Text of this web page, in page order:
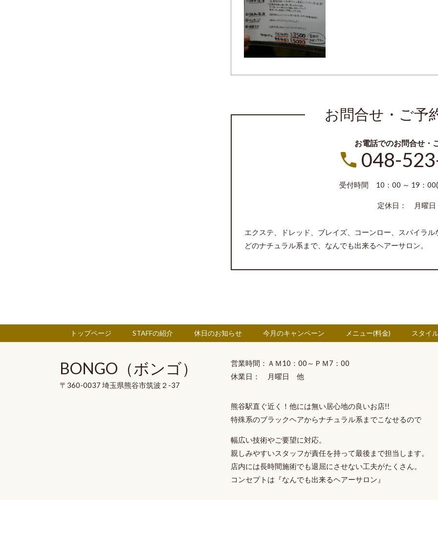
お問合せ・ご予
お電話でのお問合せ・
048-
受付時間 10：00 ～ 19：
定休日： 月曜
エクステ、ドレッド、ブレイズ、コーンロー、スパイラ
どのナチュラル系まで、なんでも出来るヘアーサロン。
トップページ STAFFの紹介 休日のお知らせ 今月のキャンペーン メニュー(料金) スタイ
BONGO（ボンゴ）
〒360-0037 埼玉県熊谷市筑波２-37
営業時間：ＡＭ10：00～ＰＭ7：00
休業日： 月曜日 他
熊谷駅直ぐ近く！他には無い居心地の良いお店!!
特殊系のブラックヘアからナチュラル系 までこなせるので
幅広い技術やご要望に対応。
親しみやすいスタッフが責任を持って最後まで担当 します。
店内には長時間施術でも退屈にさせない工夫がたくさん。
コンセプトは 『なんでも出来るヘアーサロン』